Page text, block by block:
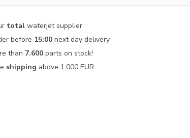
total waterjet supplier
before 15:00 next day delivery
than 7.600 parts on stock!
shipping above 1.000 EUR